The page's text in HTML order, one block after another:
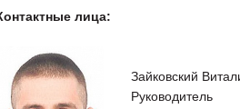
лица:
Зайковский
Руководитель